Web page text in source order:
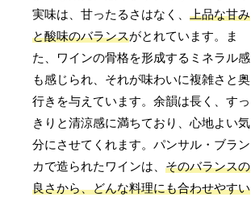
実味は、甘ったるさはなく、上品な甘み
と酸味のバランスがとれています。ま
た、ワインの骨格を形成するミネラル感
も感じられ、それが味わいに複雑さと奥
行きを与えています。余韻は長く、すっ
きりと清涼感に満ちており、心地よい気
分にさせてくれます。パンサル・ブラン
カで造られたワインは、そのバランスの
良さから、どんな料理にも合わせやすい